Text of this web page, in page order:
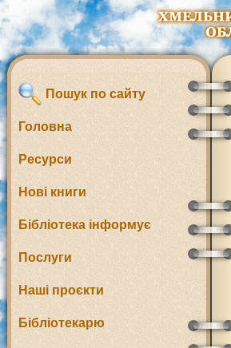
Пошук по сайту
Головна
Ресурси
Нові книги
Бібліотека інформує
Послуги
Наші проєкти
Бібліотекарю